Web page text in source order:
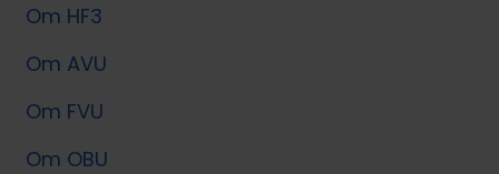
Om HF3
Om AVU
Om FVU
Om OBU